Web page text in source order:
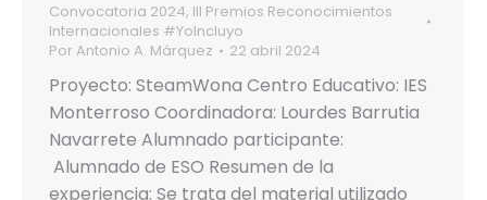
Convocatoria 2024, III Premios Reconocimientos
Internacionales #YoIncluyo
Por Antonio A. Márquez 22 abril 2024
Proyecto: SteamWona Centro Educativo: IES
Monterroso Coordinadora: Lourdes Barrutia
Navarrete Alumnado participante:
Alumnado de ESO Resumen de la
experiencia: Se trata del material utilizado